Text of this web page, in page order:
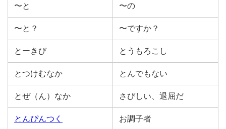
〜と 〜の
〜と？ 〜ですか？
とーきび とうもろこし
とつけむなか とんでもない
とぜ（ん）なか さびしい、退屈だ
とんぴんつく お調子者